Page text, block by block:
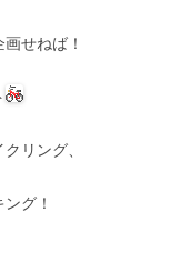
せねば！
リング、
グ！